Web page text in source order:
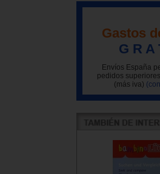
Gastos
G R A
Envíos España
pedidos
(más iva)